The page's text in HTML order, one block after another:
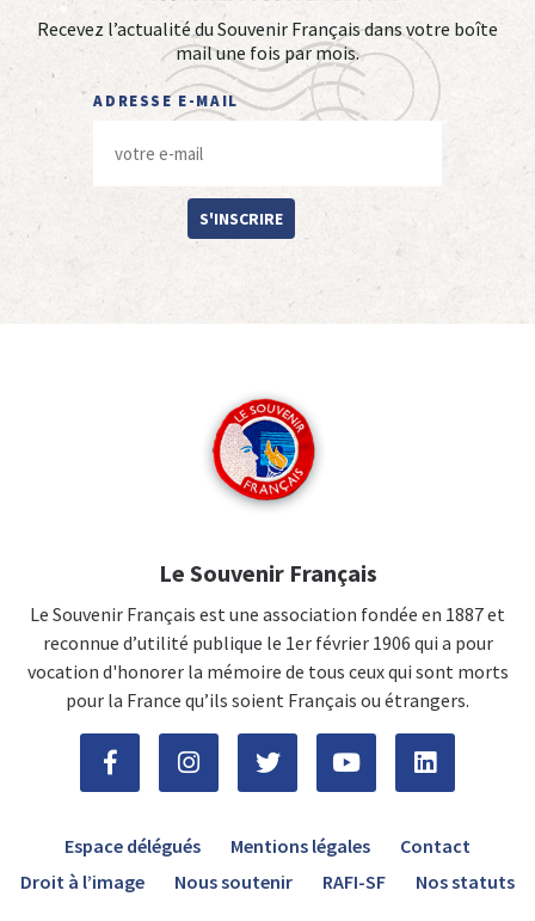
Recevez l’actualité du Souvenir Français dans votre boîte
mail une fois par mois.
ADRESSE E-MAIL
S'INSCRIRE
Le Souvenir Français
Le Souvenir Français est une association fondée en 1887 et
reconnue d’utilité publique le 1er février 1906 qui a pour
vocation d'honorer la mémoire de tous ceux qui sont morts
pour la France qu’ils soient Français ou étrangers.
Espace délégués Mentions légales
Contact
Droit à l’image
Nous soutenir RAFI-SF Nos statuts